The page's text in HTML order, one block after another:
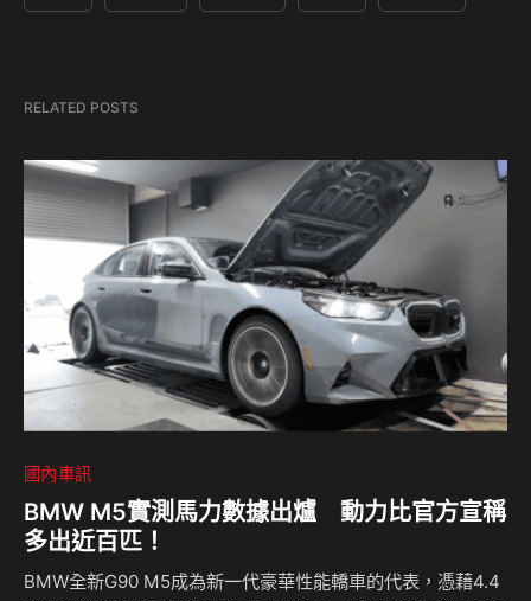
RELATED POSTS
國內車訊
BMW M5實測馬力數據出爐 動力比官方宣稱
多出近百匹！
BMW全新G90 M5成為新一代豪華性能轎車的代表，憑藉4.4